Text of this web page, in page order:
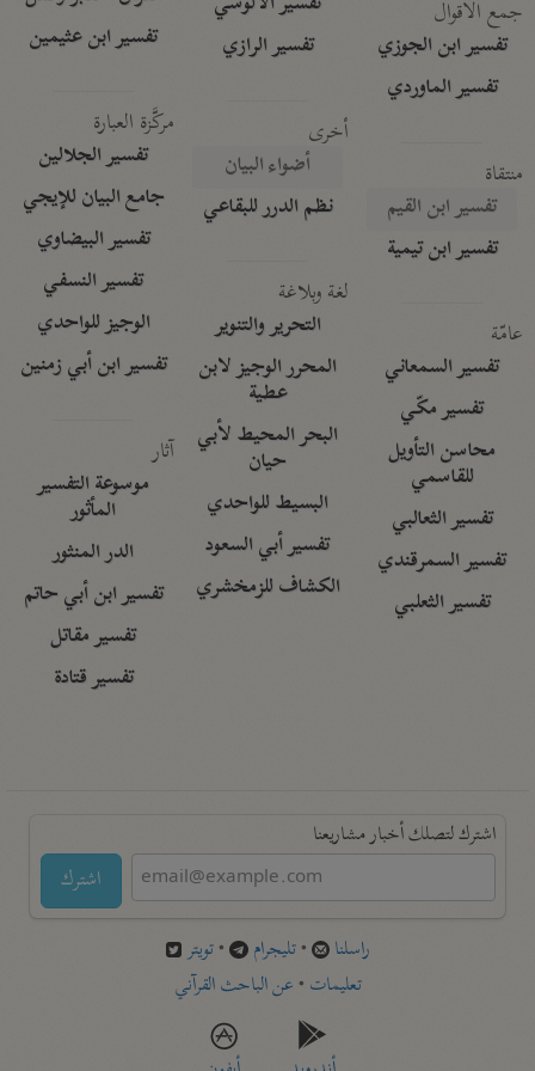
جمع الأقوال
تفسير ابن الجوزي
تفسير الماوردي
منتقاة
تفسير ابن القيم
تفسير ابن تيمية
عامّة
تفسير السمعاني
تفسير مكّي
محاسن التأويل
للقاسمي
تفسير الثعالبي
تفسير السمرقندي
تفسير الثعلبي
تفسير الرازي
أخرى
أضواء البيان
نظم الدرر للبقاعي
لغة وبلاغة
التحرير والتنوير
المحرر الوجيز لابن
عطية
البحر المحيط لأبي
حيان
البسيط للواحدي
تفسير أبي السعود
الكشاف للزمخشري
تفسير ابن عثيمين
مركَّزة العبارة
تفسير الجلالين
جامع البيان للإيجي
تفسير البيضاوي
تفسير النسفي
الوجيز للواحدي
تفسير ابن أبي زمنين
آثار
موسوعة التفسير
المأثور
الدر المنثور
تفسير ابن أبي حاتم
تفسير مقاتل
تفسير قتادة
اشترك لتصلك أخبار مشاريعنا
اشترك
راسلنا •تليجرام •تويتر
تعليمات •عن الباحث القرآني